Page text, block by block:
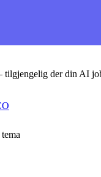
der din AI